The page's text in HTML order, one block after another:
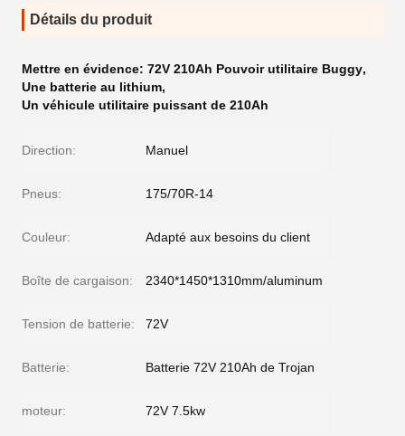
Détails du produit
Mettre en évidence: 72V 210Ah Pouvoir utilitaire Buggy,
Une batterie au lithium,
Un véhicule utilitaire puissant de 210Ah
Direction: Manuel
Pneus: 175/70R-14
Couleur: Adapté aux besoins du client
Boîte de cargaison: 2340*1450*1310mm/aluminum
Tension de batterie: 72V
Batterie: Batterie 72V 210Ah de Trojan
moteur: 72V 7.5kw